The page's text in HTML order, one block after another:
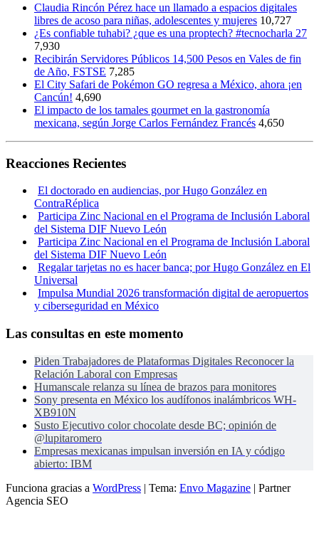
Claudia Rincón Pérez hace un llamado a espacios digitales
libres de acoso para niñas, adolescentes y mujeres 10,727
¿Es confiable tuhabi? ¿que es una proptech? #tecnocharla 27
7,930
Recibirán Servidores Públicos 14,500 Pesos en Vales de fin
de Año, FSTSE 7,285
El City Safari de Pokémon GO regresa a México, ahora ¡en
Cancún! 4,690
El impacto de los tamales gourmet en la gastronomía
mexicana, según Jorge Carlos Fernández Francés 4,650
Reacciones Recientes
El doctorado en audiencias, por Hugo González en
ContraRéplica
Participa Zinc Nacional en el Programa de Inclusión Laboral
del Sistema DIF Nuevo León
Participa Zinc Nacional en el Programa de Inclusión Laboral
del Sistema DIF Nuevo León
Regalar tarjetas no es hacer banca; por Hugo González en El
Universal
Impulsa Mundial 2026 transformación digital de aeropuertos
y ciberseguridad en México
Las consultas en este momento
Piden Trabajadores de Plataformas Digitales Reconocer la
Relación Laboral con Empresas
Humanscale relanza su línea de brazos para monitores
Sony presenta en México los audífonos inalámbricos WH-
XB910N
Susto Ejecutivo color chocolate desde BC; opinión de
@lupitaromero
Empresas mexicanas impulsan inversión en IA y código
abierto: IBM
Funciona gracias a WordPress | Tema: Envo Magazine | Partner
Agencia SEO